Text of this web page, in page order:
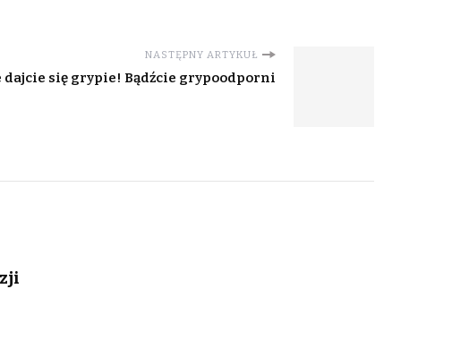
NASTĘPNY ARTYKUŁ
dajcie się grypie! Bądźcie grypoodporni